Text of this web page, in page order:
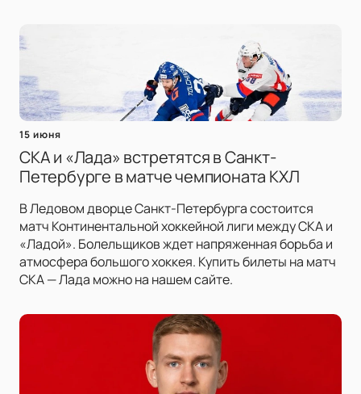
15 июня
СКА и «Лада» встретятся в Санкт-
Петербурге в матче чемпионата КХЛ
В Ледовом дворце Санкт-Петербурга состоится
матч Континентальной хоккейной лиги между СКА и
«Ладой». Болельщиков ждет напряженная борьба и
атмосфера большого хоккея. Купить билеты на матч
СКА — Лада можно на нашем сайте.